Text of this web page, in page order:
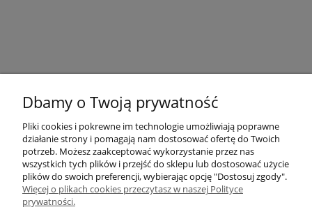
Pomoc
Moje konto
Dbamy o Twoją prywatność
Pliki cookies i pokrewne im technologie umożliwiają poprawne
działanie strony i pomagają nam dostosować ofertę do Twoich
potrzeb. Możesz zaakceptować wykorzystanie przez nas
wszystkich tych plików i przejść do sklepu lub dostosować użycie
plików do swoich preferencji, wybierając opcję "Dostosuj zgody".
Więcej o plikach cookies przeczytasz w naszej Polityce
prywatności.